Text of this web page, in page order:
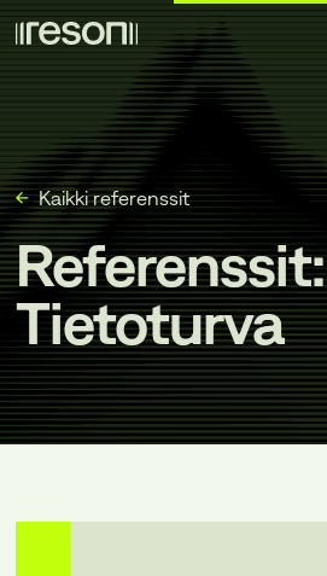
Siirry
sisältöön
Kaikki referenssit
Referenssit:
Tietoturva